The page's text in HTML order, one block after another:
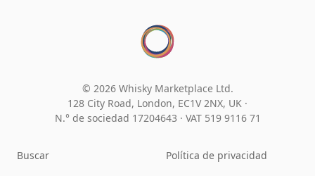
© 2026 Whisky Marketplace Ltd.
128 City Road, London, EC1V 2NX, UK ·
N.° de sociedad 17204643 · VAT 519 9116 71
Buscar
Política de privacidad